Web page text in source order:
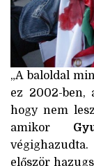
„A baloldal
ez 2002-ben,
hogy nem
amikor
először